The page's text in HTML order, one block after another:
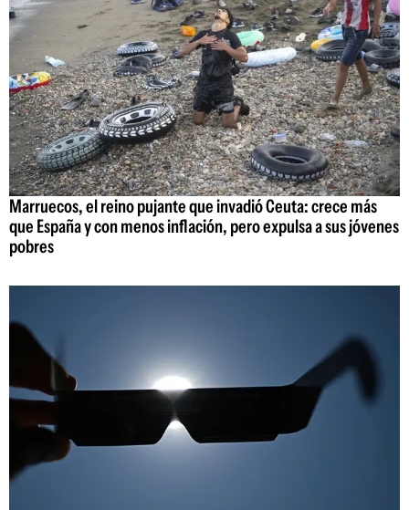
Marruecos, el reino pujante que invadió Ceuta: crece más
que España y con menos inflación, pero expulsa a sus jóvenes
pobres